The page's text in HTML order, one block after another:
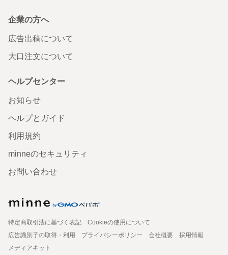
企業の方へ
広告出稿について
大口注文について
ヘルプセンター
お知らせ
ヘルプとガイド
利用規約
minneのセキュリティ
お問い合わせ
特定商取引法に基づく表記
Cookieの使用について
広告識別子の取得・利用
プライバシーポリシー 会社概要
採用情報
メディアキット